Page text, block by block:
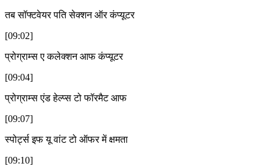
तब सॉफ्टवेयर पति सेक्शन ऑर कंप्यूटर
[09:02]
प्रोग्राम्स ए कलेक्शन आफ कंप्यूटर
[09:04]
प्रोग्राम्स एंड हेल्प्स टो फॉरमैट आफ
[09:07]
स्पोर्ट्स इफ यू वांट टो ऑफर में क्षमता
[09:10]